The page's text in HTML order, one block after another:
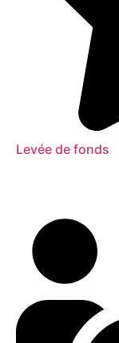
Levée de fonds